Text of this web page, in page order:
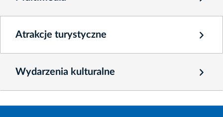
Atrakcje turystyczne
Wydarzenia kulturalne